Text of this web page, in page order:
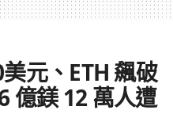
元、ETH 飆破
億鎂 12 萬人遭